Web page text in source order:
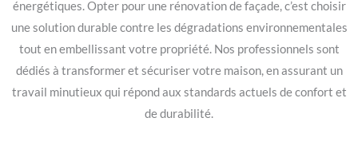
énergétiques. Opter pour une rénovation de façade, c’est choisir
une solution durable contre les dégradations environnementales
tout en embellissant votre propriété. Nos professionnels sont
dédiés à transformer et sécuriser votre maison, en assurant un
travail minutieux qui répond aux standards actuels de confort et
de durabilité.